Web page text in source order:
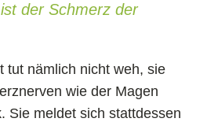
der Schmerz der
tut nämlich nicht weh, sie
wie der Magen
Sie meldet sich stattdessen